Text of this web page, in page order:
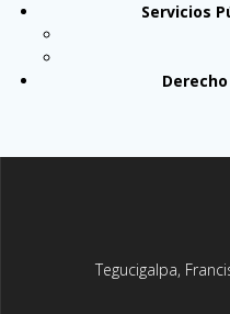
Servicios
Tegucigalpa,